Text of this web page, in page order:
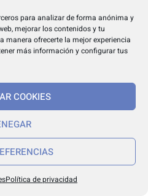
para analizar de forma anónima y
mejorar los contenidos y tu
manera ofrecerte la mejor experiencia
más información y configurar tus
COOKIES
Política de privacidad
o suspendido por tres o
baja en el registro de
y perderá los derechos y
20 del presente decreto.
directivo competente en
los extremos de condena o
anterior.
un procedimiento iniciado de
competente en materia de
de igual forma que el
y de acuerdo con lo dispuesto